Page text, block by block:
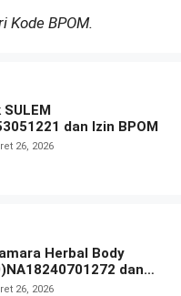
Kode BPOM.
dan Izin BPOM
26, 2026
Herbal Body
dan
26, 2026